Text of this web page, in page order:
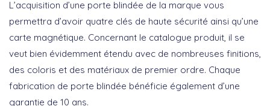
L’acquisition d’une porte blindée de la marque vous
permettra d’avoir quatre clés de haute sécurité ainsi qu’une
carte magnétique. Concernant le catalogue produit, il se
veut bien évidemment étendu avec de nombreuses finitions,
des coloris et des matériaux de premier ordre. Chaque
fabrication de porte blindée bénéficie également d’une
garantie de 10 ans.